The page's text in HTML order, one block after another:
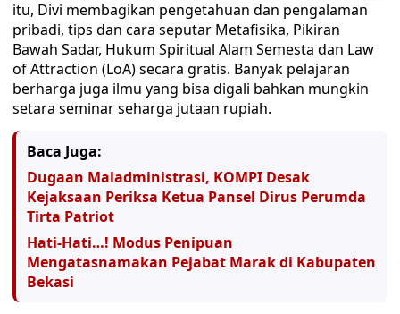
itu, Divi membagikan pengetahuan dan pengalaman
pribadi, tips dan cara seputar Metafisika, Pikiran
Bawah Sadar, Hukum Spiritual Alam Semesta dan Law
of Attraction (LoA) secara gratis. Banyak pelajaran
berharga juga ilmu yang bisa digali bahkan mungkin
setara seminar seharga jutaan rupiah.
Baca Juga:
Dugaan Maladministrasi, KOMPI Desak
Kejaksaan Periksa Ketua Pansel Dirus Perumda
Tirta Patriot
Hati-Hati…! Modus Penipuan
Mengatasnamakan Pejabat Marak di Kabupaten
Bekasi